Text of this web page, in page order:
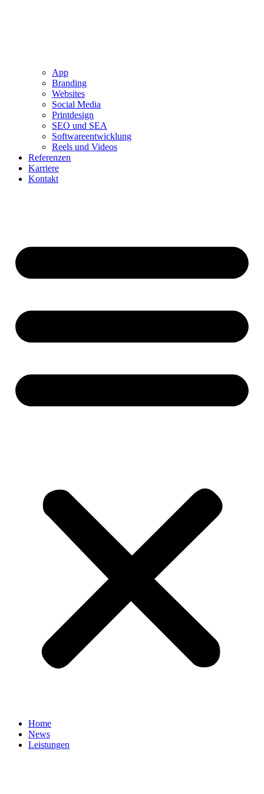
App
Branding
Websites
Social Media
Printdesign
SEO und SEA
Softwareentwicklung
Reels und Videos
Referenzen
Karriere
Kontakt
Home
News
Leistungen